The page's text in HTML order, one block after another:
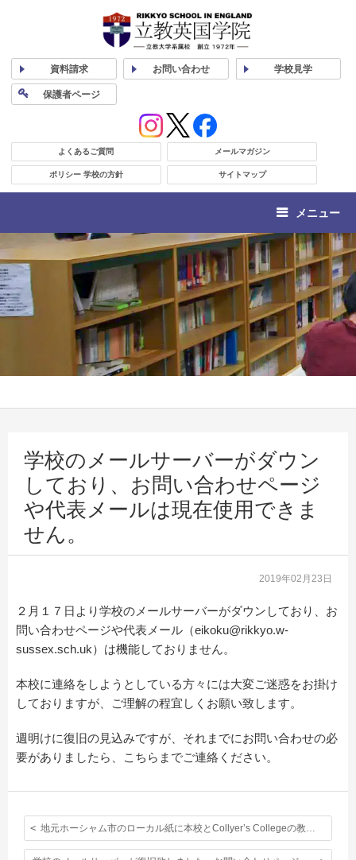
資料請求 お問い合わせ 学校見学
保護者ページ
よくあるご質問 メールマガジン
ポリシー 学校の方針 サイトマップ
メニュー
学校のメールサーバーがダウン
しており、お問い合わせページ
や代表メールは現在使用できま
せん。
2019年02月23日
２月１７日より学校のメールサーバーがダウンしており、お
問い合わせページや代表メール（eikoku@rikkyo.w-
sussex.sch.uk）は機能しておりません。
本校に連絡をしようとしている方々には大変ご迷惑をお掛け
しておりますが、ご理解の程宜しくお願い致します。
週明けに復旧の見込みですが、それまでにお問い合わせの必
要がありましたら、こちらまでご連絡ください。